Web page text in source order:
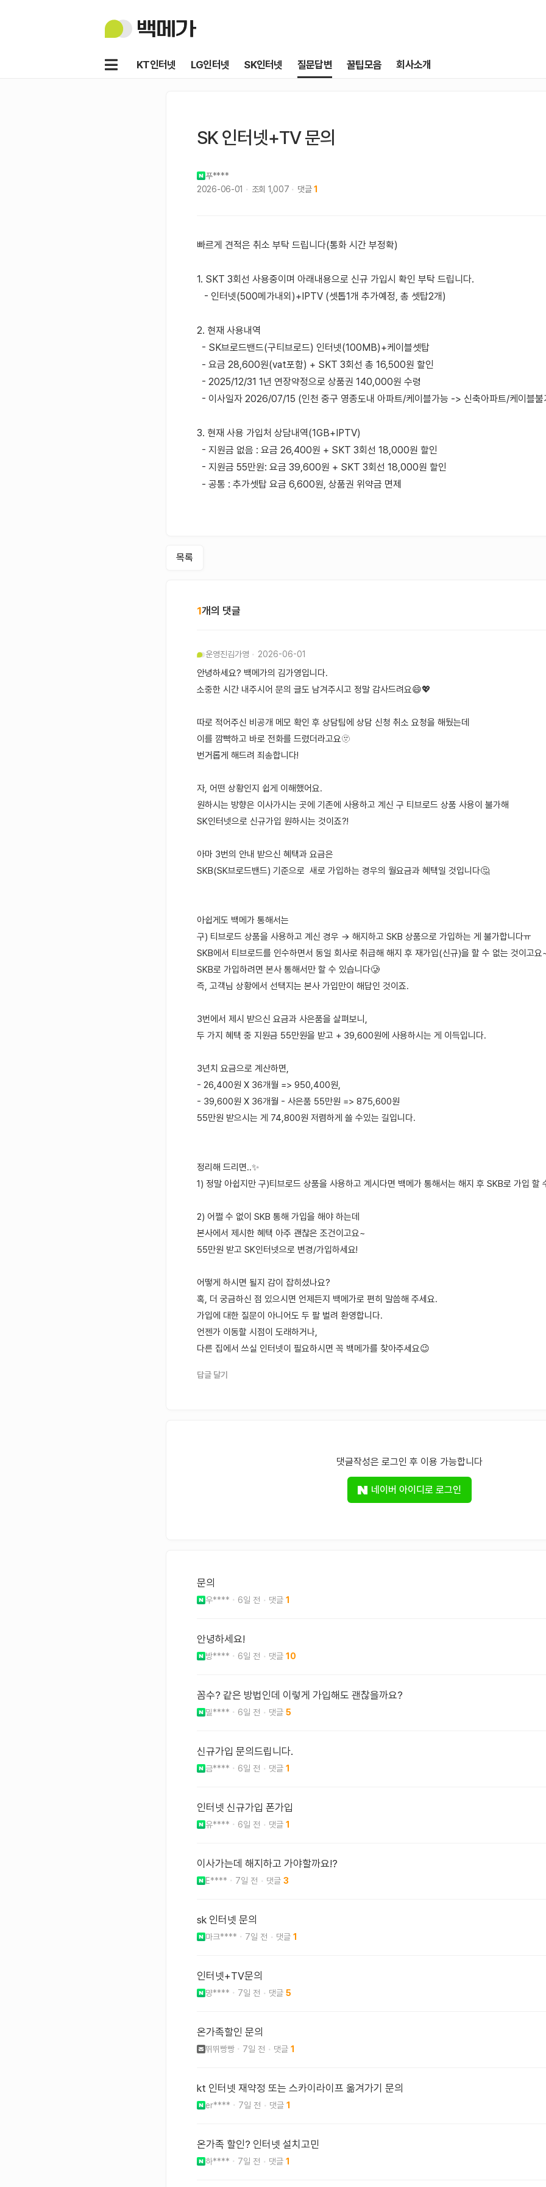
백
KT인터넷
LG인터넷 SK인터넷 질문답변 꿀팁모음 회사소개
메
SK 인터넷+TV 문의
푸****
2026-06-01
조회 1,007 댓글 1
빠르게 견적은 취소 부탁 드립니다(통화 시간 부정확)
1. SKT 3회선 사용중이며 아래내용으로 신규 가입시 확인 부탁 드립니다.
- 인터넷(500메가내외)+IPTV (셋톱1개 추가예정, 총 셋탑2개)
2. 현재 사용내역
- SK브로드밴드(구티브로드) 인터넷(100MB)+케이블셋탑
- 요금 28,600원(vat포함) + SKT 3회선 총 16,500원 할인
- 2025/12/31 1년 연장약정으로 상품권 140,000원 수령
- 이사일자 2026/07/15 (인천 중구 영종도내 아파트/케이블가능 -> 신축아파트/케이블불
3. 현재 사용 가입처 상담내역(1GB+IPTV)
- 지원금 없음 : 요금 26,400원 + SKT 3회선 18,000원 할인
- 지원금 55만원: 요금 39,600원 + SKT 3회선 18,000원 할인
- 공통 : 추가셋탑 요금 6,600원, 상품권 위약금 면제
목록
1개의 댓글
운영진김가영 2026-06-01
안녕하세요? 백메가의 김가영입니다.
소중한 시간 내주시어 문의 글도 남겨주시고 정말 감사드려요😄💖
따로 적어주신 비공개 메모 확인 후 상담팀에 상담 신청 취소 요청을 해뒀는데
이를 깜빡하고 바로 전화를 드렸더라고요🫥
번거롭게 해드려 죄송합니다!
자, 어떤 상황인지 쉽게 이해했어요.
원하시는 방향은 이사가시는 곳에 기존에 사용하고 계신 구 티브로드 상품 사용이 불가해
SK인터넷으로 신규가입 원하시는 것이죠?!
아마 3번의 안내 받으신 혜택과 요금은
SKB(SK브로드밴드) 기준으로 새로 가입하는 경우의 월요금과 혜택일 것입니다🤔
아쉽게도 백메가 통해서는
구) 티브로드 상품을 사용하고 계신 경우 → 해지하고 SKB 상품으로 가입하는 게 불가합니다ㅠ
SKB에서 티브로드를 인수하면서 동일 회사로 취급해 해지 후 재가입(신규)을 할 수 없는 것이고요
SKB로 가입하려면 본사 통해서만 할 수 있습니다🥲
즉, 고객님 상황에서 선택지는 본사 가입만이 해답인 것이죠.
3번에서 제시 받으신 요금과 사은품을 살펴보니,
두 가지 혜택 중 지원금 55만원을 받고 + 39,600원에 사용하시는 게 이득입니다.
3년치 요금으로 계산하면,
- 26,400원 X 36개월 => 950,400원,
- 39,600원 X 36개월 - 사은품 55만원 => 875,600원
55만원 받으시는 게 74,800원 저렴하게 쓸 수있는 길입니다.
정리해 드리면..✨
1) 정말 아쉽지만 구)티브로드 상품을 사용하고 계시다면 백메가 통해서는 해지 후 SKB로 가입 할
2) 어쩔 수 없이 SKB 통해 가입을 해야 하는데
본사에서 제시한 혜택 아주 괜찮은 조건이고요~
55만원 받고 SK인터넷으로 변경/가입하세요!
어떻게 하시면 될지 감이 잡히셨나요?
혹, 더 궁금하신 점 있으시면 언제든지 백메가로 편히 말씀해 주세요.
가입에 대한 질문이 아니어도 두 팔 벌려 환영합니다.
언젠가 이동할 시점이 도래하거나,
다른 집에서 쓰실 인터넷이 필요하시면 꼭 백메가를 찾아주세요😉
답글 달기
댓글작성은 로그인 후 이용 가능합니다
네이버 아이디로 로그인
문의
우**** 6일 전 1
안녕하세요!
방**** 6일 전 10
꼼수? 같은 방법인데 이렇게 가입해도 괜찮을까요?
밀**** 6일 전 5
신규가입 문의드립니다.
금**** 6일 전 1
인터넷 신규가입 폰가입
유**** 6일 전 1
이사가는데 해지하고 가야할까요!?
E**** 7일 전 3
sk 인터넷 문의
마크**** 7일 전 1
인터넷+TV문의
먕**** 7일 전 5
온가족할인 문의
뛰뛰빵빵 7일 전 1
kt 인터넷 재약정 또는 스카이라이프 옮겨가기 문의
er**** 7일 전 1
온가족 할인? 인터넷 설치고민
하**** 7일 전 1